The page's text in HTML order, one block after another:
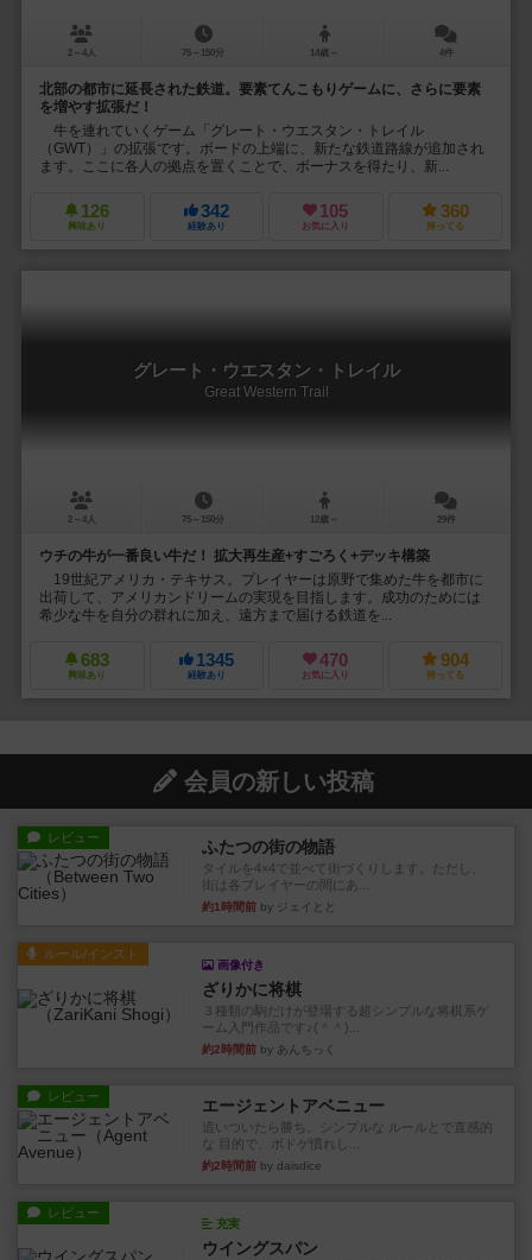
2～4人 75～150分 14歳～ 4件
北部の都市に延長された鉄道。要素てんこもりゲームに、さらに要素
を増やす拡張だ！
牛を連れていくゲーム「グレート・ウエスタン・トレイル
（GWT）」の拡張です。ボードの上端に、新たな鉄道路線が追加され
ます。ここに各人の拠点を置くことで、ボーナスを得たり、新...
126
興味あり
342
経験あり
105
お気に入り
360
持ってる
グレート・ウエスタン・トレイル
Great Western Trail
2～4人 75～150分 12歳～ 29件
ウチの牛が一番良い牛だ！ 拡大再生産+すごろく+デッキ構築
19世紀アメリカ・テキサス。プレイヤーは原野で集めた牛を都市に
出荷して、アメリカンドリームの実現を目指します。成功のためには
希少な牛を自分の群れに加え、遠方まで届ける鉄道を...
683
興味あり
1345
経験あり
470
お気に入り
904
持ってる
会員の新しい投稿
レビュー ふたつの街の物語
タイルを4×4で並べて街づくりします。ただし、
街は各プレイヤーの間にあ...
約1時間前 by ジェイとと
ルール/インスト
画像付き
ざりかに将棋
３種類の駒だけが登場する超シンプルな将棋系ゲ
ーム入門作品です♪(＾＾)...
約2時間前 by あんちっく
レビュー エージェントアベニュー
追いついたら勝ち。シンプルな ルールとで直感的
な 目的で、ボドゲ慣れし...
約2時間前 by daisdice
レビュー
充実
ウイングスパン